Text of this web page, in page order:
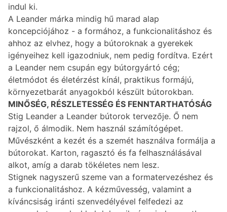
indul ki.
A Leander márka mindig hű marad alap
koncepciójához - a formához, a funkcionalitáshoz és
ahhoz az elvhez, hogy a bútoroknak a gyerekek
igényeihez kell igazodniuk, nem pedig fordítva. Ezért
a Leander nem csupán egy bútorgyártó cég;
életmódot és életérzést kínál, praktikus formájú,
környezetbarát anyagokból készült bútorokban.
MINŐSÉG, RÉSZLETESSÉG ÉS FENNTARTHATÓSÁG
Stig Leander a Leander bútorok tervezője. Ő nem
rajzol, ő álmodik. Nem használ számítógépet.
Művészként a kezét és a szemét használva formálja a
bútorokat. Karton, ragasztó és fa felhasználásával
alkot, amíg a darab tökéletes nem lesz.
Stignek nagyszerű szeme van a formatervezéshez és
a funkcionalitáshoz. A kézművesség, valamint a
kíváncsiság iránti szenvedélyével felfedezi az